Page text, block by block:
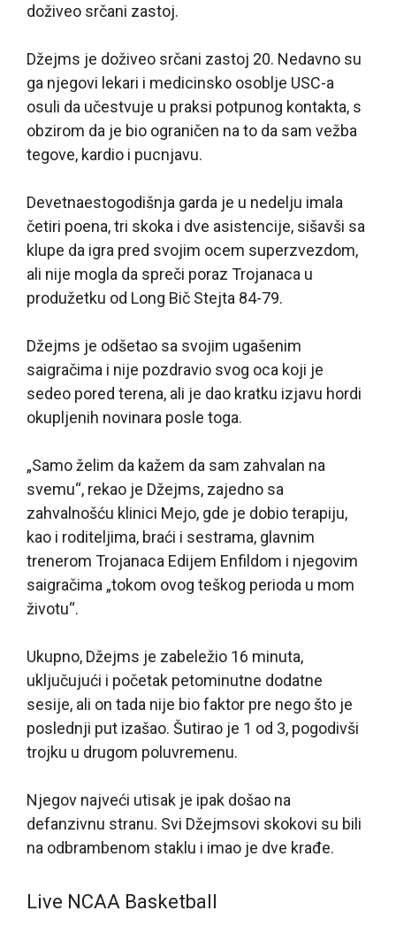
doživeo srčani zastoj.
Džejms je doživeo srčani zastoj 20. Nedavno su
ga njegovi lekari i medicinsko osoblje USC-a
osuli da učestvuje u praksi potpunog kontakta, s
obzirom da je bio ograničen na to da sam vežba
tegove, kardio i pucnjavu.
Devetnaestogodišnja garda je u nedelju imala
četiri poena, tri skoka i dve asistencije, sišavši sa
klupe da igra pred svojim ocem superzvezdom,
ali nije mogla da spreči poraz Trojanaca u
produžetku od Long Bič Stejta 84-79.
Džejms je odšetao sa svojim ugašenim
saigračima i nije pozdravio svog oca koji je
sedeo pored terena, ali je dao kratku izjavu hordi
okupljenih novinara posle toga.
„Samo želim da kažem da sam zahvalan na
svemu“, rekao je Džejms, zajedno sa
zahvalnošću klinici Mejo, gde je dobio terapiju,
kao i roditeljima, braći i sestrama, glavnim
trenerom Trojanaca Edijem Enfildom i njegovim
saigračima „tokom ovog teškog perioda u mom
životu“.
Ukupno, Džejms je zabeležio 16 minuta,
uključujući i početak petominutne dodatne
sesije, ali on tada nije bio faktor pre nego što je
poslednji put izašao. Šutirao je 1 od 3, pogodivši
trojku u drugom poluvremenu.
Njegov najveći utisak je ipak došao na
defanzivnu stranu. Svi Džejmsovi skokovi su bili
na odbrambenom staklu i imao je dve krađe.
Live NCAA Basketball